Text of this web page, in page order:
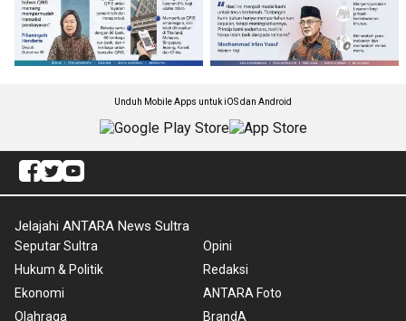
Unduh Mobile Apps untuk iOS dan Android
Jelajahi ANTARA News Sultra
Seputar Sultra
Hukum & Politik
Ekonomi
Olahraga
Opini
Redaksi
ANTARA Foto
BrandA